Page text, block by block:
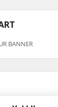
BANNER